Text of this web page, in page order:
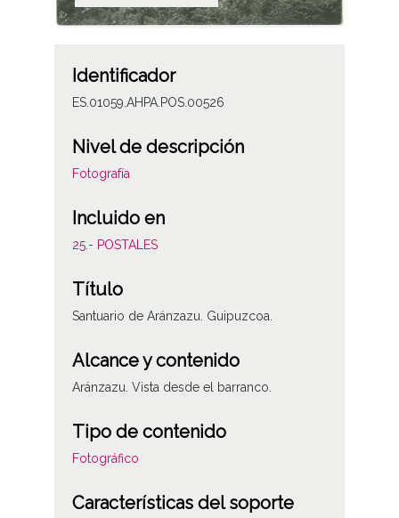
Identificador
ES.01059.AHPA.POS.00526
Nivel de descripción
Fotografía
Incluido en
25.- POSTALES
Título
Santuario de Aránzazu. Guipuzcoa.
Alcance y contenido
Aránzazu. Vista desde el barranco.
Tipo de contenido
Fotográfico
Características del soporte